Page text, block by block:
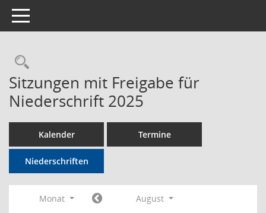
Toggle navigation
Rechercheauswahl
Sitzungen mit Freigabe für
Niederschrift 2025
Kalender Termine
Niederschriften
Monat
August